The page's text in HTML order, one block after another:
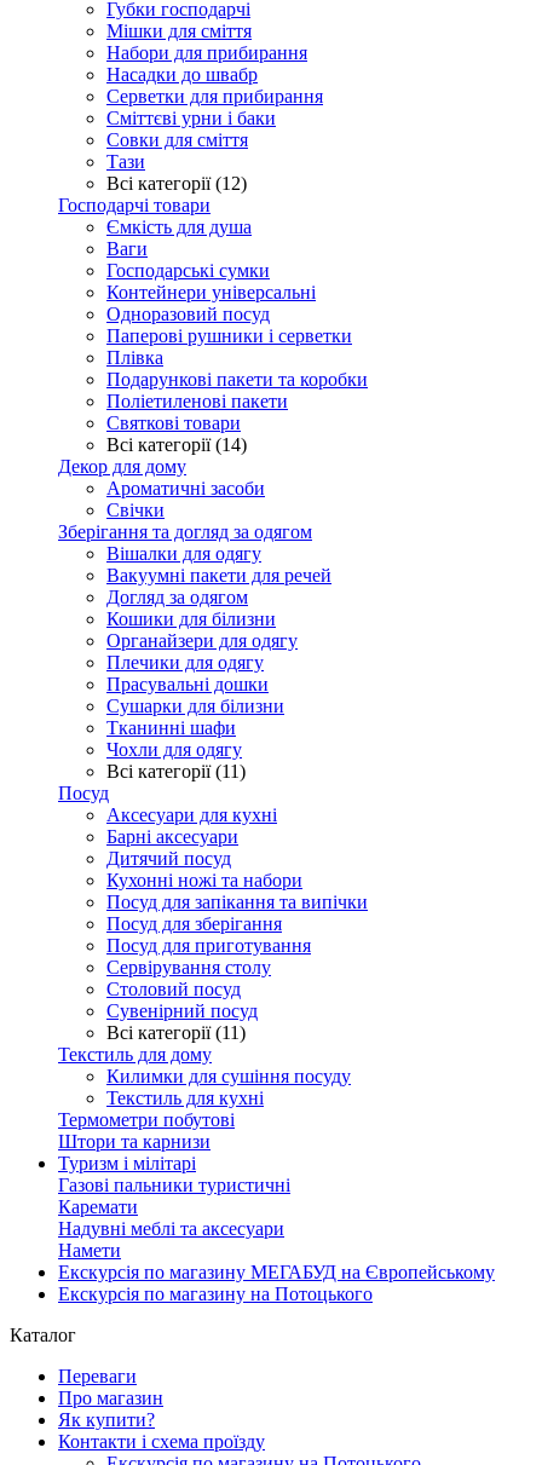
Губки господарчі
Мішки для сміття
Набори для прибирання
Насадки до швабр
Серветки для прибирання
Сміттєві урни і баки
Совки для сміття
Тази
Всі категорії (12)
Господарчі товари
Ємкість для душа
Ваги
Господарські сумки
Контейнери універсальні
Одноразовий посуд
Паперові рушники і серветки
Плівка
Подарункові пакети та коробки
Поліетиленові пакети
Святкові товари
Всі категорії (14)
Декор для дому
Ароматичні засоби
Свічки
Зберігання та догляд за одягом
Вішалки для одягу
Вакуумні пакети для речей
Догляд за одягом
Кошики для білизни
Органайзери для одягу
Плечики для одягу
Прасувальні дошки
Сушарки для білизни
Тканинні шафи
Чохли для одягу
Всі категорії (11)
Посуд
Аксесуари для кухні
Барні аксесуари
Дитячий посуд
Кухонні ножі та набори
Посуд для запікання та випічки
Посуд для зберігання
Посуд для приготування
Сервірування столу
Столовий посуд
Сувенірний посуд
Всі категорії (11)
Текстиль для дому
Килимки для сушіння посуду
Текстиль для кухні
Термометри побутові
Штори та карнизи
Туризм і мілітарі
Газові пальники туристичні
Каремати
Надувні меблі та аксесуари
Намети
Екскурсія по магазину МЕГАБУД на Європейському
Екскурсія по магазину на Потоцького
Каталог
Переваги
Про магазин
Як купити?
Контакти і схема проїзду